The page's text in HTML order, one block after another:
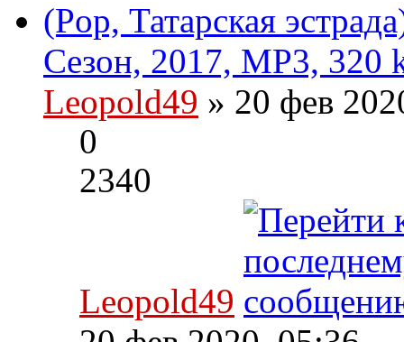
(Pop, Татарская
Сезон, 2017, MP3, 320
Leopold49 » 20 фев
0
2340
Leopold49